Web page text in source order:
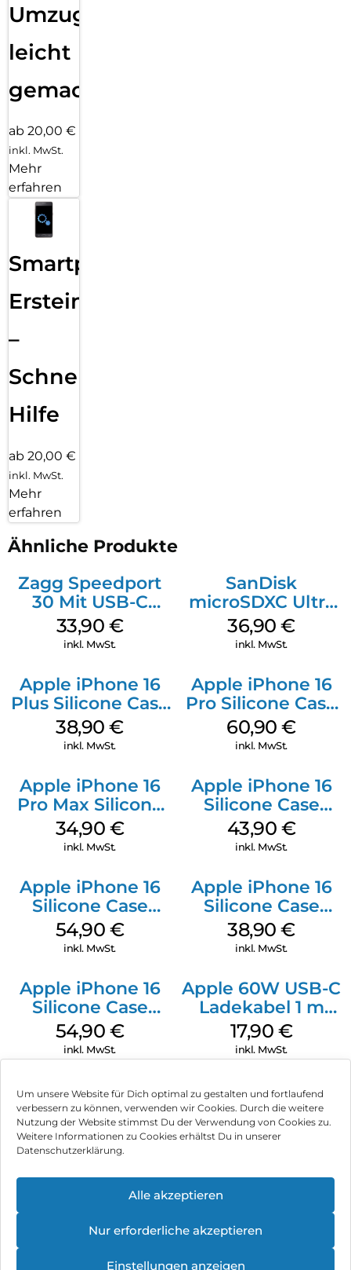
Um unsere Website für Dich optimal zu gestalten und fortlaufend
verbessern zu können, verwenden wir Cookies. Durch die weitere
Nutzung der Website stimmst Du der Verwendung von Cookies zu.
Weitere Informationen zu Cookies erhältst Du in unserer
Datenschutzerklärung.
Alle akzeptieren
Nur erforderliche akzeptieren
Einstellungen anzeigen
Umzug
leicht
gemacht!
ab 20,00 €
inkl. MwSt.
Mehr
erfahren
Smartphone
Ersteinrichtung
–
Schnelle
Hilfe
ab 20,00 €
inkl. MwSt.
Mehr
erfahren
Ähnliche Produkte
Zagg Speedport
30 Mit USB-C
Kabel Weiß
33,90 €
inkl. MwSt.
SanDisk
microSDXC Ultra
128 GB + Adapter
Mobile
36,90€
inkl. MwSt.
Apple iPhone 16
Plus Silicone Case
MagSafe Denim
38,90€
inkl. MwSt.
Apple iPhone 16
Pro Silicone Case
MagSafe Stone
Gray
60,90€
inkl. MwSt.
Apple iPhone 16
Pro Max Silicone
Case MagSafe
Denim
34,90 €
inkl. MwSt.
Apple iPhone 16
Silicone Case
MagSafe Plum
43,90 €
inkl. MwSt.
Apple iPhone 16
Silicone Case
MagSafe Black
54,90 €
inkl. MwSt.
Apple iPhone 16
Silicone Case
MagSafe
Ultramarine
38,90€
inkl. MwSt.
Apple iPhone 16
Silicone Case
MagSafe Lake
Green
54,90 €
inkl. MwSt.
Apple 60W USB-C
Ladekabel 1 m
Weiß
17,90 €
inkl. MwSt.
Impressum
Hinweis zur Batterieentsorgung